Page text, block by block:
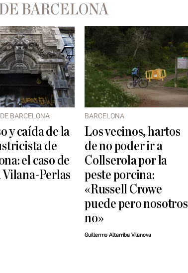
BARCELONA
BARCELONA
y caída de la
de
el caso de
Vilana-Perlas
BARCELONA
Los vecinos, hartos
de no poder ir a
Collserola por la
peste porcina:
«Russell Crowe
puede pero nosotros
no»
Guillermo Altarriba Vilanova